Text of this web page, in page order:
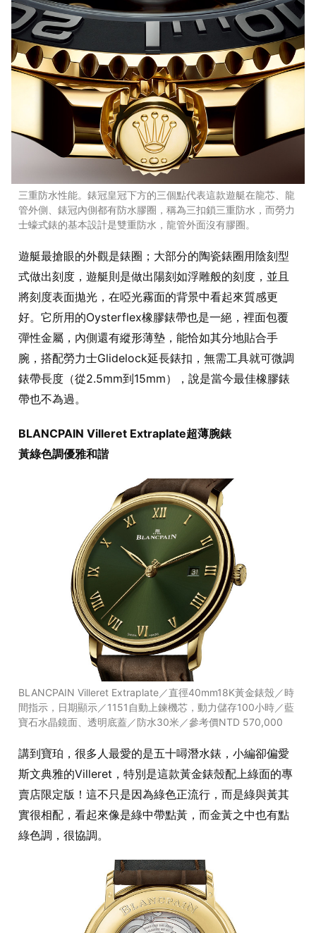
三重防水性能。錶冠皇冠下方的三個點代表這款遊艇在龍芯、龍
管外側、錶冠內側都有防水膠圈，稱為三扣鎖三重防水，而勞力
士蠔式錶的基本設計是雙重防水，龍管外面沒有膠圈。
遊艇最搶眼的外觀是錶圈；大部分的陶瓷錶圈用陰刻型
式做出刻度，遊艇則是做出陽刻如浮雕般的刻度，並且
將刻度表面拋光，在啞光霧面的背景中看起來質感更
好。它所用的Oysterflex橡膠錶帶也是一絕，裡面包覆
彈性金屬，內側還有縱形薄墊，能恰如其分地貼合手
腕，搭配勞力士Glidelock延長錶扣，無需工具就可微調
錶帶長度（從2.5mm到15mm），說是當今最佳橡膠錶
帶也不為過。
BLANCPAIN Villeret Extraplate超薄腕錶
黃綠色調優雅和諧
BLANCPAIN Villeret Extraplate／直徑40mm18K黃金錶殼／時
間指示，日期顯示／1151自動上鍊機芯，動力儲存100小時／藍
寶石水晶鏡面、透明底蓋／防水30米／參考價NTD 570,000
講到寶珀，很多人最愛的是五十噚潛水錶，小編卻偏愛
斯文典雅的Villeret，特別是這款黃金錶殼配上綠面的專
賣店限定版！這不只是因為綠色正流行，而是綠與黃其
實很相配，看起來像是綠中帶點黃，而金黃之中也有點
綠色調，很協調。